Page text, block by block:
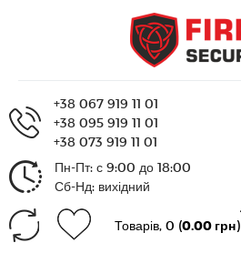
+38 067 919 11 01
+38 095 919 11 01
+38 073 919 11 01
Пн-Пт: с 9:00 до 18:00
Сб-Нд: вихідний
Товарів, 0 (0.00 грн)